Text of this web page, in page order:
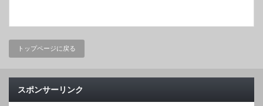
トップページに戻る
スポンサーリンク